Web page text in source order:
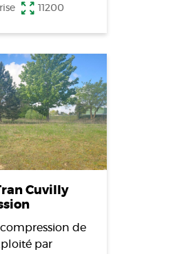
11200
Cuvilly
compression de
par